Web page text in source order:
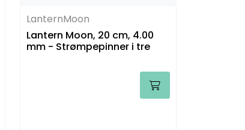
LanternMoon
Lantern Moon, 20 cm, 4.00
mm - Strømpepinner i tre